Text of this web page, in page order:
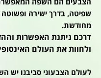
שפיטה, בדרך ישירה
מחודשת.
דרכם ניתנת האפשרות
ולחוות את העולם
לעולם הצבעוני סביבנו